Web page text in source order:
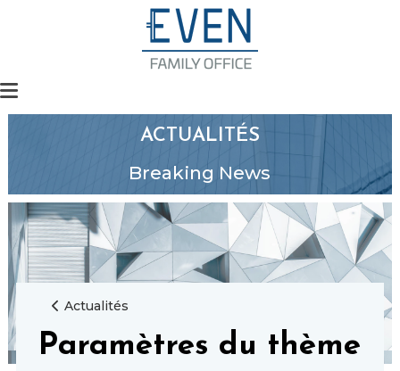
ACTUALITÉS
Breaking News
Actualités
Paramètres du thème